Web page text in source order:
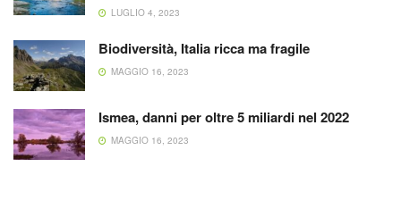
LUGLIO 4, 2023
Biodiversità, Italia ricca ma fragile
MAGGIO 16, 2023
Ismea, danni per oltre 5 miliardi nel 2022
MAGGIO 16, 2023